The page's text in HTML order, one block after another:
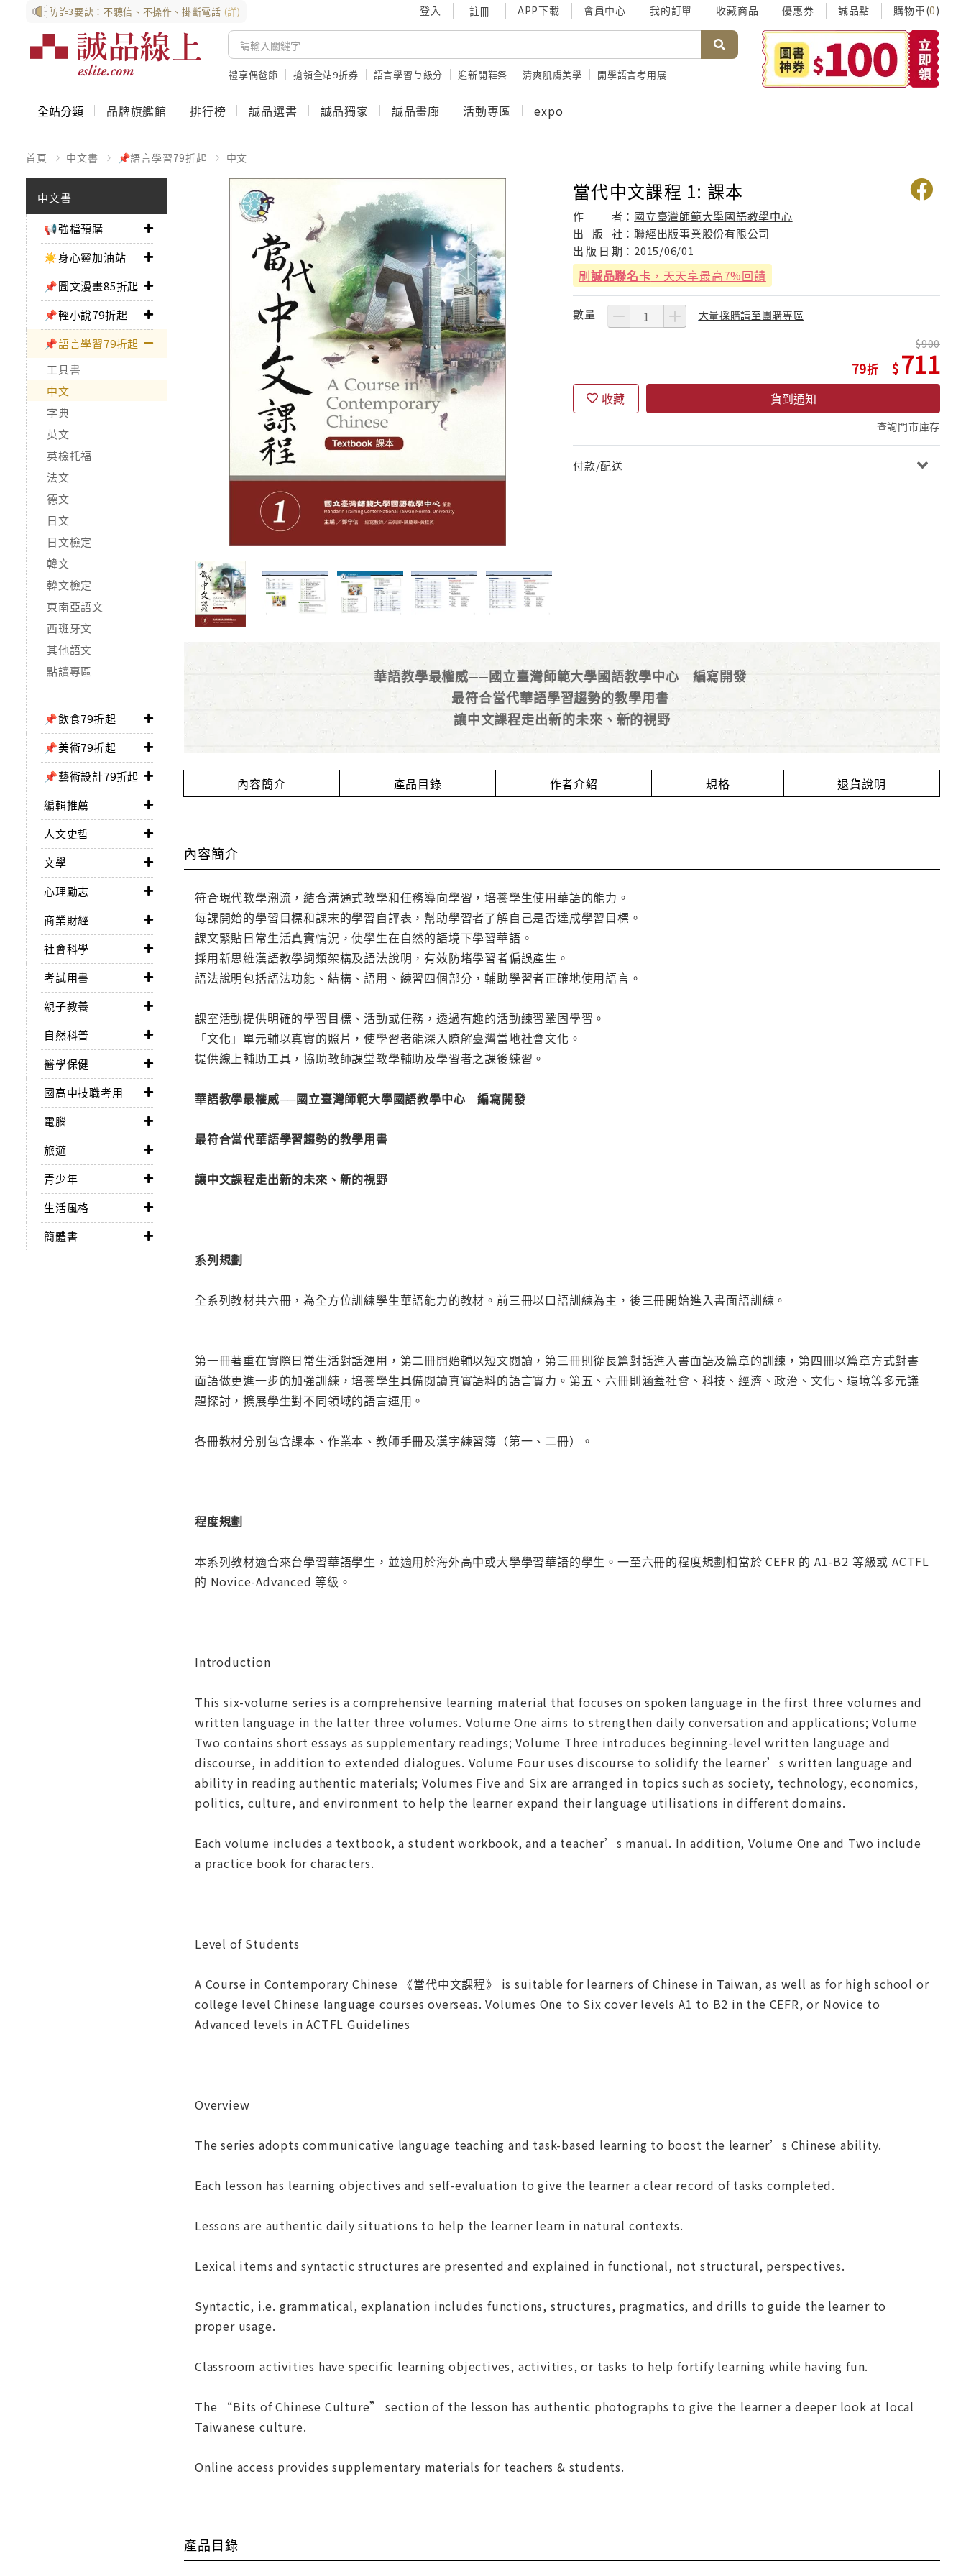
防詐3要訣：不聽信、不操作、掛斷電話 (詳) 登入 註冊 APP下載 會員中心 我的訂單 收藏商品 優惠券 誠品點 購物車(0)
禮享偶爸節 搶領全站9折券 語言學習ㄅ級分 迎新開鞋祭 清爽肌膚美學 開學語言考用展
全站分類 品牌旗艦館 排行榜 誠品選書 誠品獨家 誠品畫廊 活動專區 expo
首頁 中文書 📌語言學習79折起 中文
中文書
📢強檔預購
☀️身心靈加油站
📌圖文漫畫85折起
📌輕小說79折起
📌語言學習79折起
工具書
中文
字典
英文
英檢托福
法文
德文
日文
日文檢定
韓文
韓文檢定
東南亞語文
西班牙文
其他語文
點讀專區
📌飲食79折起
📌美術79折起
📌藝術設計79折起
編輯推薦
人文史哲
文學
心理勵志
商業財經
社會科學
考試用書
親子教養
自然科普
醫學保健
國高中技職考用
電腦
旅遊
青少年
生活風格
簡體書
當代中文課程 1: 課本
作 者： 國立臺灣師範大學國語教學中心
出
版 社：聯經出版事業股份有限公司
出 版 日 期： 2015/06/01
刷誠品聯名卡 ，天天享最高7%回饋
數量 大量採購請至團購專區
79
900
711
收藏 貨到通知
查詢門市庫存
付款/配送
華語教學最權威──國立臺灣師範大學國語教學中心 編寫開發
最符合當代華語學習趨勢的教學用書
讓中文課程走出新的未來、新的視野
內容簡介 產品目錄 作者介紹 規格 退貨說明
內容簡介
符合現代教學潮流，結合溝通式教學和任務導向學習，培養學生使用華語的能力。
每課開始的學習目標和課末的學習自評表，幫助學習者了解自己是否達成學習目標。
課文緊貼日常生活真實情況，使學生在自然的語境下學習華語。
採用新思維漢語教學詞類架構及語法說明，有效防堵學習者偏誤產生。
語法說明包括語法功能、結構、語用、練習四個部分，輔助學習者正確地使用語言。
課室活動提供明確的學習目標、活動或任務，透過有趣的活動練習鞏固學習。
「文化」單元輔以真實的照片，使學習者能深入瞭解臺灣當地社會文化。
提供線上輔助工具，協助教師課堂教學輔助及學習者之課後練習。
華語教學最權威──國立臺灣師範大學國語教學中心 編寫開發
最符合當代華語學習趨勢的教學用書
讓中文課程走出新的未來、新的視野
系列規劃
全系列教材共六冊，為全方位訓練學生華語能力的教材。前三冊以口語訓練為主，後三冊開始進入書面語訓練。
第一冊著重在實際日常生活對話運用，第二冊開始輔以短文閱讀，第三冊則從長篇對話進入書面語及篇章的訓練，第四冊以篇章方式對書
面語做更進一步的加強訓練，培養學生具備閱讀真實語料的語言實力。第五、六冊則涵蓋社會、科技、經濟、政治、文化、環境等多元議
題探討，擴展學生對不同領域的語言運用。
各冊教材分別包含課本、作業本、教師手冊及漢字練習簿（第一、二冊）。
程度規劃
本系列教材適合來台學習華語學生，並適用於海外高中或大學學習華語的學生。一至六冊的程度規劃相當於 CEFR 的 A1-B2 等級或 ACTFL
的 Novice-Advanced 等級。
Introduction
This six-volume series is a comprehensive learning material that focuses on spoken language in the first three volumes and
written language in the latter three volumes. Volume One aims to strengthen daily conversation and applications; Volume
Two contains short essays as supplementary readings; Volume Three introduces beginning-level written language and
discourse, in addition to extended dialogues. Volume Four uses discourse to solidify the learner’s written language and
ability in reading authentic materials; Volumes Five and Six are arranged in topics such as society, technology, economics,
politics, culture, and environment to help the learner expand their language utilisations in different domains.
Each volume includes a textbook, a student workbook, and a teacher’s manual. In addition, Volume One and Two include
a practice book for characters.
Level of Students
A Course in Contemporary Chinese 《當代中文課程》 is suitable for learners of Chinese in Taiwan, as well as for high school or
college level Chinese language courses overseas. Volumes One to Six cover levels A1 to B2 in the CEFR, or Novice to
Advanced levels in ACTFL Guidelines
Overview
The series adopts communicative language teaching and task-based learning to boost the learner’s Chinese ability.
Each lesson has learning objectives and self-evaluation to give the learner a clear record of tasks completed.
Lessons are authentic daily situations to help the learner learn in natural contexts.
Lexical items and syntactic structures are presented and explained in functional, not structural, perspectives.
Syntactic, i.e. grammatical, explanation includes functions, structures, pragmatics, and drills to guide the learner to
proper usage.
Classroom activities have specific learning objectives, activities, or tasks to help fortify learning while having fun.
The “Bits of Chinese Culture” section of the lesson has authentic photographs to give the learner a deeper look at local
Taiwanese culture.
Online access provides supplementary materials for teachers & students.
產品目錄